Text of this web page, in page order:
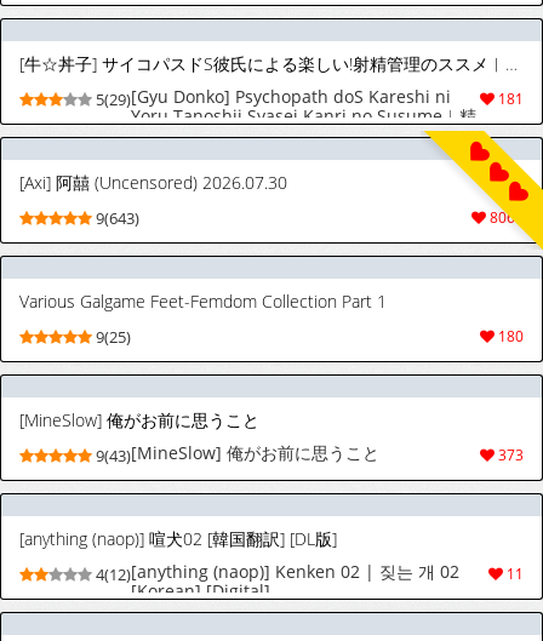
to issen o koete shimatta hi ~︱一本正经的
贵族军人与精明狡黠的商人～和难以应付的男
人跨越界线的那一天～
[牛☆丼子] サイコパスドS彼氏による楽しい!射精管理のススメ︱精神变态抖S男友带来的快乐！射精管理指南 [Chinese][全1话]
181
5(29)[Gyu Donko] Psychopath doS Kareshi ni
Yoru Tanoshii Syasei Kanri no Susume︱精
神变态抖S男友带来的快乐！射精管理指南
[Chinese][全1话]
[Axi] 阿囍 (Uncensored) 2026.07.30
8069
9(643)
Various Galgame Feet-Femdom Collection Part 1
180
9(25)
[MineSlow] 俺がお前に思うこと
373
9(43)[MineSlow] 俺がお前に思うこと
[anything (naop)] 喧犬02 [韓国翻訳] [DL版]
11
4(12)[anything (naop)] Kenken 02 | 짖는 개 02
[Korean] [Digital]